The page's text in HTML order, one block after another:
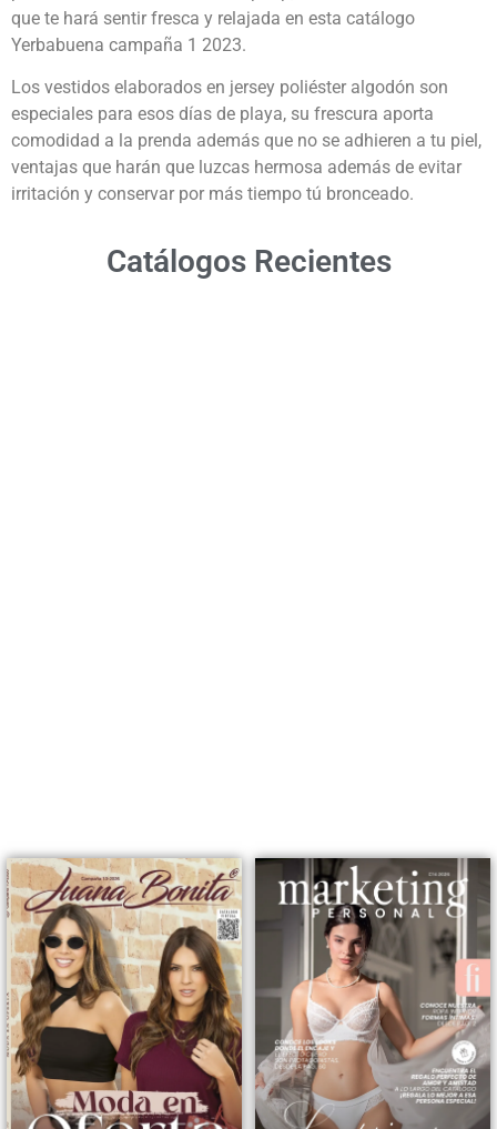
que te hará sentir fresca y relajada en esta catálogo
Yerbabuena campaña 1 2023.
Los vestidos elaborados en jersey poliéster algodón son
especiales para esos días de playa, su frescura aporta
comodidad a la prenda además que no se adhieren a tu piel,
ventajas que harán que luzcas hermosa además de evitar
irritación y conservar por más tiempo tú bronceado.
Catálogos Recientes